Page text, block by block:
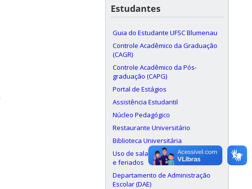
Estudantes
Guia do Estudante UFSC Blumenau
Controle Acadêmico da Graduação
(CAGR)
Controle Acadêmico da Pós-
graduação (CAPG)
Portal de Estágios
Assistência Estudantil
Núcleo Pedagógico
Restaurante Universitário
Biblioteca Universitária
Uso de salas aos finais de semana
e feriados
Departamento de Administração
Escolar (DAE)